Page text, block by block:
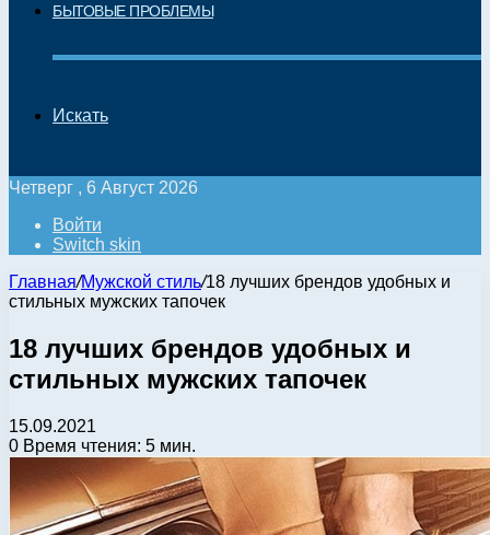
БЫТОВЫЕ ПРОБЛЕМЫ
Искать
Четверг , 6 Август 2026
Войти
Switch skin
Главная/Мужской стиль/18 лучших брендов удобных и
стильных мужских тапочек
18 лучших брендов удобных и
стильных мужских тапочек
15.09.2021
0 Время чтения: 5 мин.